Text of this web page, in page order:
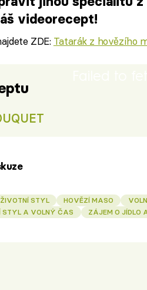
videorecept!
ZDE: Tatarák z hovězího
ŽIVOTNÍ STYL HOVĚZÍ MASO
STYL A VOLNÝ ČAS ZÁJEM O JÍDLO